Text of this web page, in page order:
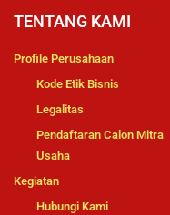
TENTANG KAMI
Profile Perusahaan
Kode Etik Bisnis
Legalitas
Pendaftaran Calon Mitra
Usaha
Kegiatan
Hubungi Kami